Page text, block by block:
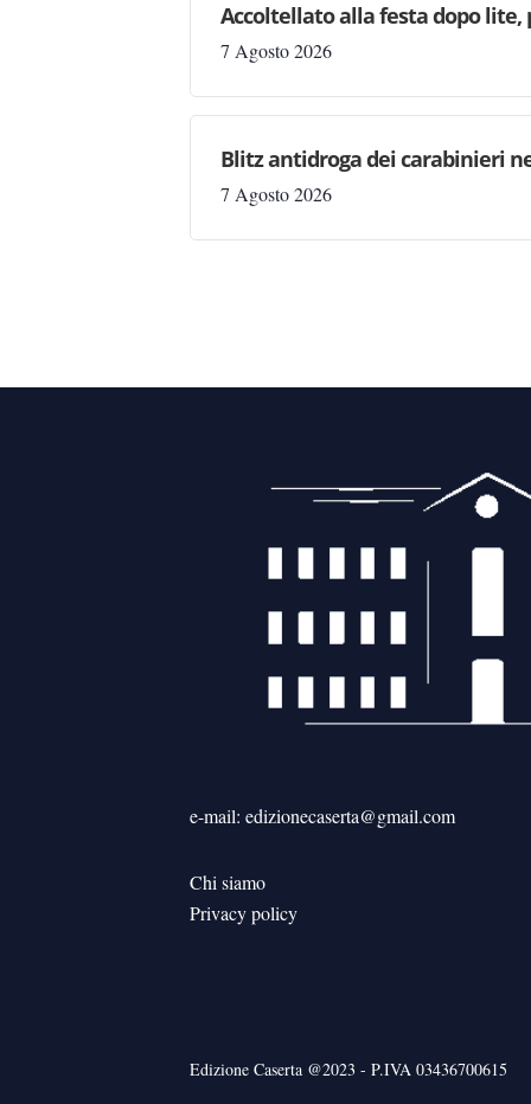
Accoltellato alla festa dopo lite,
7 Agosto 2026
Blitz antidroga dei carabinieri
7 Agosto 2026
e-mail: edizionecaserta@gmail.com
Chi siamo
Privacy policy
Edizione Caserta @2023 - P.IVA 03436700615